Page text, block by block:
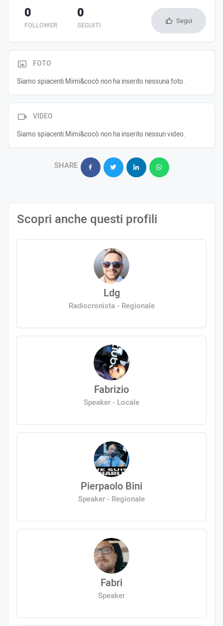
FOLLOWER
0
SEGUITI
0 Segui
FOTO
Siamo spiacenti Mimi&cocò non ha inserito nessuna foto.
VIDEO
Siamo spiacenti Mimi&cocò non ha inserito nessun video.
SHARE
Scopri anche questi profili
Ldg
Radiocronista - Regionale
Fabrizio
Speaker - Locale
Pierpaolo Bini
Speaker - Regionale
Fabri
Speaker